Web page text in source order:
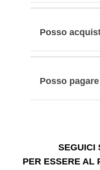
Posso
Posso
SEGUICI
PER ESSERE AL